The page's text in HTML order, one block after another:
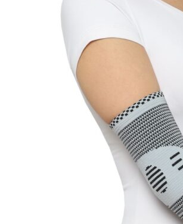
+7(473)534769
ГОЛЕНОСТОП, ПАЛЬЦЫ
Ортезы на шейный отдел